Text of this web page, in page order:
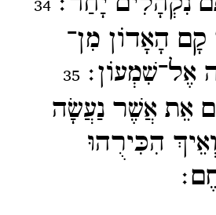
34
הָאָדוֹן מִן־​
אֶל־​שִׁמְעוֹן׃35
אֵת אֲשֶׁר נַעֲשָׂה
הִכִּירֻהוּ